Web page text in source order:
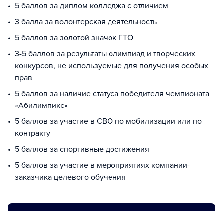
5 баллов за диплом колледжа с отличием
3 балла за волонтерская деятельность
5 баллов за золотой значок ГТО
3-5 баллов за результаты олимпиад и творческих
конкурсов, не используемые для получения особых
прав
5 баллов за наличие статуса победителя чемпионата
«Абилимпикс»
5 баллов за участие в СВО по мобилизации или по
контракту
5 баллов за спортивные достижения
5 баллов за участие в мероприятиях компании-
заказчика целевого обучения